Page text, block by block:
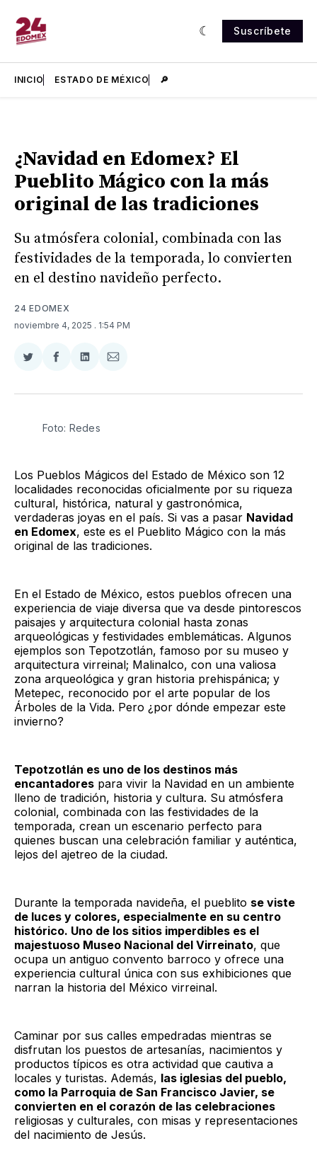
Suscríbete
INICIO ESTADO DE MÉXICO 🔎
¿Navidad en Edomex? El
Pueblito Mágico con la más
original de las tradiciones
Su atmósfera colonial, combinada con las
festividades de la temporada, lo convierten
en el destino navideño perfecto.
24 EDOMEX
noviembre 4, 2025 . 1:54 PM
Compartir
Twitter
Compartir
Facebook
Compartir
LinkedIn
Compartir
Email
Foto: Redes
Los Pueblos Mágicos del Estado de México son 12
localidades reconocidas oficialmente por su riqueza
cultural, histórica, natural y gastronómica,
verdaderas joyas en el país. Si vas a pasar Navidad
en Edomex, este es el Pueblito Mágico con la más
original de las tradiciones.
En el Estado de México, estos pueblos ofrecen una
experiencia de viaje diversa que va desde pintorescos
paisajes y arquitectura colonial hasta zonas
arqueológicas y festividades emblemáticas. Algunos
ejemplos son Tepotzotlán, famoso por su museo y
arquitectura virreinal; Malinalco, con una valiosa
zona arqueológica y gran historia prehispánica; y
Metepec, reconocido por el arte popular de los
Árboles de la Vida. Pero ¿por dónde empezar este
invierno?
Tepotzotlán es uno de los destinos más
encantadores para vivir la Navidad en un ambiente
lleno de tradición, historia y cultura. Su atmósfera
colonial, combinada con las festividades de la
temporada, crean un escenario perfecto para
quienes buscan una celebración familiar y auténtica,
lejos del ajetreo de la ciudad.
Durante la temporada navideña, el pueblito se viste
de luces y colores, especialmente en su centro
histórico. Uno de los sitios imperdibles es el
majestuoso Museo Nacional del Virreinato, que
ocupa un antiguo convento barroco y ofrece una
experiencia cultural única con sus exhibiciones que
narran la historia del México virreinal.
Caminar por sus calles empedradas mientras se
disfrutan los puestos de artesanías, nacimientos y
productos típicos es otra actividad que cautiva a
locales y turistas. Además, las iglesias del pueblo,
como la Parroquia de San Francisco Javier, se
convierten en el corazón de las celebraciones
religiosas y culturales, con misas y representaciones
del nacimiento de Jesús.